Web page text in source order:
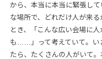
から、本当に本当に緊張し
な場所で、どれだけ人が来
とき、「こんな広い会場に
も……」って考えていて。い
たら、たくさんの人がいて。